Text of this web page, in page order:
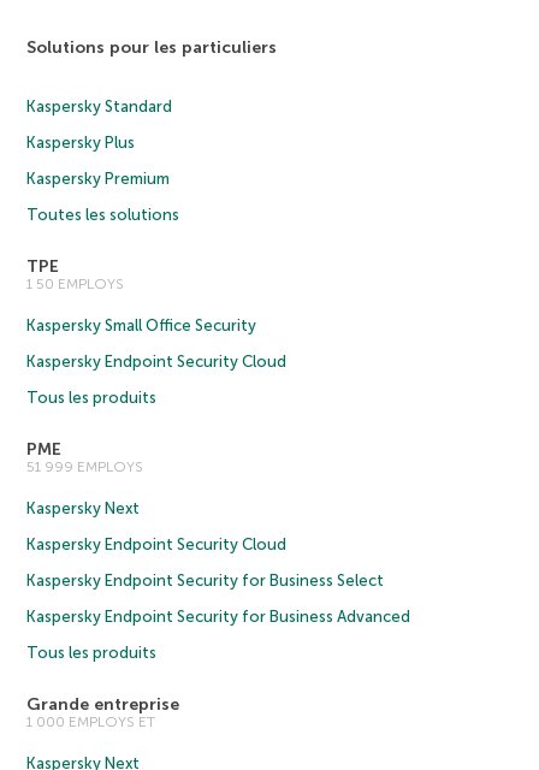
Solutions pour les particuliers
Kaspersky Standard
Kaspersky Plus
Kaspersky Premium
Toutes les solutions
TPE
1 50 EMPLOYS
Kaspersky Small Office Security
Kaspersky Endpoint Security Cloud
Tous les produits
PME
51 999 EMPLOYS
Kaspersky Next
Kaspersky Endpoint Security Cloud
Kaspersky Endpoint Security for Business Select
Kaspersky Endpoint Security for Business Advanced
Tous les produits
Grande entreprise
1 000 EMPLOYS ET
Kaspersky Next